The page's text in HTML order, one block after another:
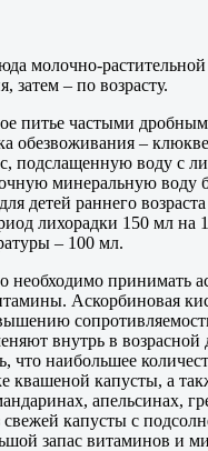
молочно-
затем – по возрасту.
питье частыми
обезвоживания –
подслащенную воду с
минеральную воду
детей раннего
лихорадки 150 мл на
– 100 мл.
необходимо принимать
Аскорбиновая
внутрь в возрасной
что наибольшее
квашеной капусты, а
апельсинах,
свежей капусты с
запас витаминов и